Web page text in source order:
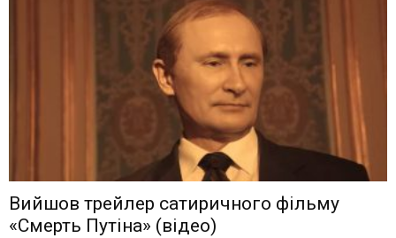
Вийшов трейлер сатиричного фільму
«Смерть Путіна» (відео)